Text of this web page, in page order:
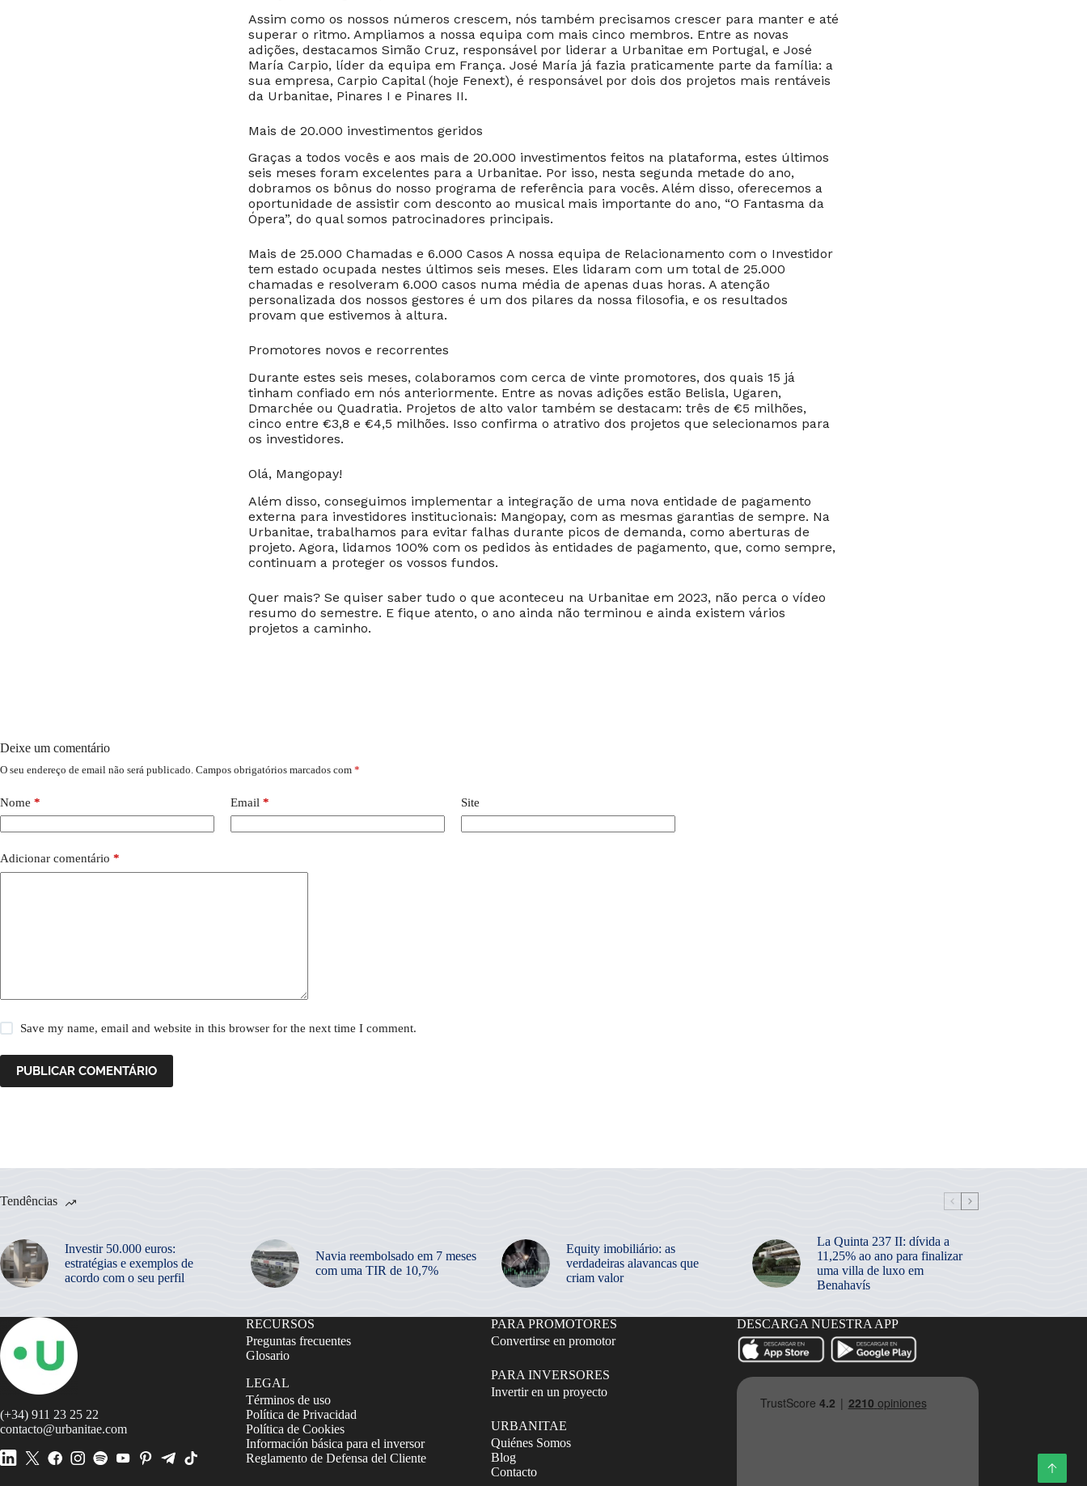
Assim como os nossos números crescem, nós também precisamos crescer para manter e até
superar o ritmo. Ampliamos a nossa equipa com mais cinco membros. Entre as novas
adições, destacamos Simão Cruz, responsável por liderar a Urbanitae em Portugal, e José
María Carpio, líder da equipa em França. José María já fazia praticamente parte da família: a
sua empresa, Carpio Capital (hoje Fenext), é responsável por dois dos projetos mais rentáveis
da Urbanitae, Pinares I e Pinares II.
Mais de 20.000 investimentos geridos
Graças a todos vocês e aos mais de 20.000 investimentos feitos na plataforma, estes últimos
seis meses foram excelentes para a Urbanitae. Por isso, nesta segunda metade do ano,
dobramos os bônus do nosso programa de referência para vocês. Além disso, oferecemos a
oportunidade de assistir com desconto ao musical mais importante do ano, “O Fantasma da
Ópera”, do qual somos patrocinadores principais.
Mais de 25.000 Chamadas e 6.000 Casos A nossa equipa de Relacionamento com o Investidor
tem estado ocupada nestes últimos seis meses. Eles lidaram com um total de 25.000
chamadas e resolveram 6.000 casos numa média de apenas duas horas. A atenção
personalizada dos nossos gestores é um dos pilares da nossa filosofia, e os resultados
provam que estivemos à altura.
Promotores novos e recorrentes
Durante estes seis meses, colaboramos com cerca de vinte promotores, dos quais 15 já
tinham confiado em nós anteriormente. Entre as novas adições estão Belisla, Ugaren,
Dmarchée ou Quadratia. Projetos de alto valor também se destacam: três de €5 milhões,
cinco entre €3,8 e €4,5 milhões. Isso confirma o atrativo dos projetos que selecionamos para
os investidores.
Olá, Mangopay!
Além disso, conseguimos implementar a integração de uma nova entidade de pagamento
externa para investidores institucionais: Mangopay, com as mesmas garantias de sempre. Na
Urbanitae, trabalhamos para evitar falhas durante picos de demanda, como aberturas de
projeto. Agora, lidamos 100% com os pedidos às entidades de pagamento, que, como sempre,
continuam a proteger os vossos fundos.
Quer mais? Se quiser saber tudo o que aconteceu na Urbanitae em 2023, não perca o vídeo
resumo do semestre. E fique atento, o ano ainda não terminou e ainda existem vários
projetos a caminho.
Deixe um comentário
O seu endereço de email não será publicado. Campos obrigatórios marcados com *
Nome * Email * Site
Adicionar comentário *
Save my name, email and website in this browser for the next time I comment.
PUBLICAR COMENTÁRIO
Tendências
Investir 50.000 euros:
estratégias e exemplos de
acordo com o seu perfil
Navia reembolsado em 7 meses
com uma TIR de 10,7%
Equity imobiliário: as
verdadeiras alavancas que
criam valor
La Quinta 237 II: dívida a
11,25% ao ano para finalizar
uma villa de luxo em
Benahavís
(+34) 911 23 25 22
contacto@urbanitae.com
RECURSOS
Preguntas frecuentes
Glosario
LEGAL
Términos de uso
Política de Privacidad
Política de Cookies
Información básica para el inversor
Reglamento de Defensa del Cliente
PARA PROMOTORES
Convertirse en promotor
PARA INVERSORES
Invertir en un proyecto
URBANITAE
Quiénes Somos
Blog
Contacto
DESCARGA NUESTRA APP